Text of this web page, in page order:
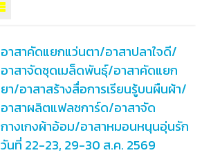
อาสาคัดแยกแว่นตา/อาสาปลาใจดี/
อาสาจัดชุดเมล็ดพันธุ์/อาสาคัดแยก
ยา/อาสาสร้างสื่อการเรียนรู้บนผืนผ้า/
อาสาผลิตแฟลชการ์ด/อาสาจัด
กางเกงผ้าอ้อม/อาสาหมอนหนุนอุ่นรัก
วันที่ 22-23, 29-30 ส.ค. 2569